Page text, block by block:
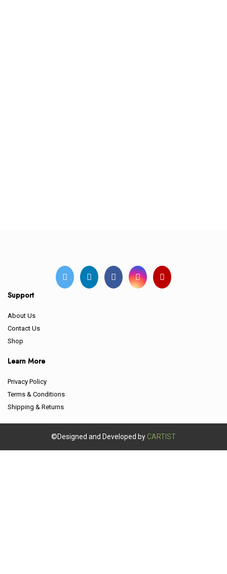
Support
About Us
Contact Us
Shop
Learn More
Privacy Policy
Terms & Conditions
Shipping & Returns
©Designed and Developed by CARTIST